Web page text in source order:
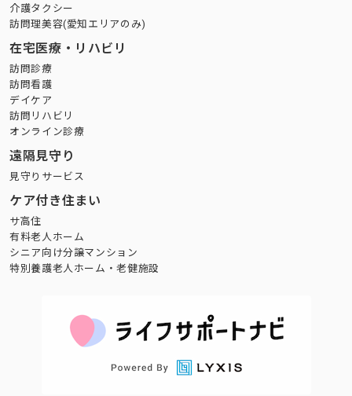
介護タクシー
訪問理美容(愛知エリアのみ)
在宅医療・リハビリ
訪問診療
訪問看護
デイケア
訪問リハビリ
オンライン診療
遠隔見守り
見守りサービス
ケア付き住まい
サ高住
有料老人ホーム
シニア向け分譲マンション
特別養護老人ホーム・老健施設